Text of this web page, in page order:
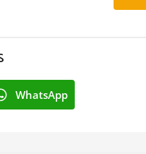
WhatsApp